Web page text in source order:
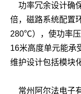
功率冗余设计确
倍，磁路系统配置
280℃），使功率压
16米高度单元能承
维护设计包括模块
常州阿尔法电子